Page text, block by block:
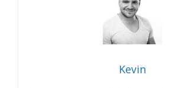
Kevin